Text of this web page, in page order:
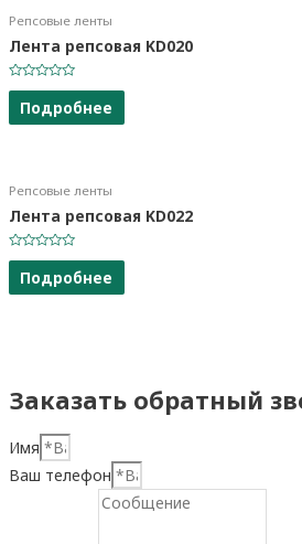
Репсовые ленты
Лента репсовая KD020
Оценка
5
Подробнее
Репсовые ленты
Лента репсовая KD022
Оценка
5
Подробнее
Заказать обратный
Имя
Ваш телефон